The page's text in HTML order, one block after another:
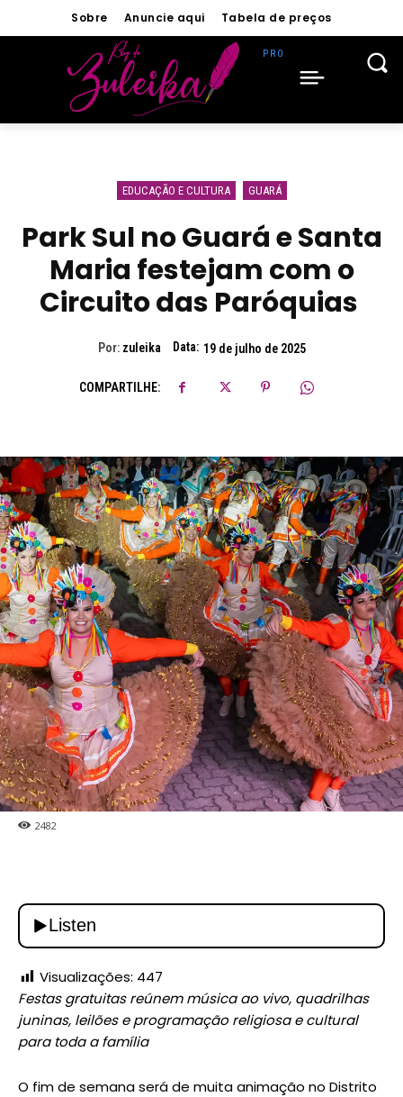
Sobre Anuncie aqui Tabela de preços
EDUCAÇÃO E CULTURA GUARÁ
Park Sul no Guará e Santa
Maria festejam com o
Circuito das Paróquias
Por: zuleika Data: 19 de julho de 2025
COMPARTILHE:
2482
Visualizações: 447
Festas gratuitas reúnem música ao vivo, quadrilhas
juninas, leilões e programação religiosa e cultural
para toda a família
O fim de semana será de muita animação no Distrito